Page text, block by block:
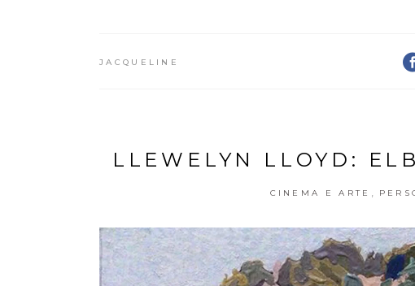
JACQUELINE
LLEWELYN LLOYD:
CINEMA E ARTE